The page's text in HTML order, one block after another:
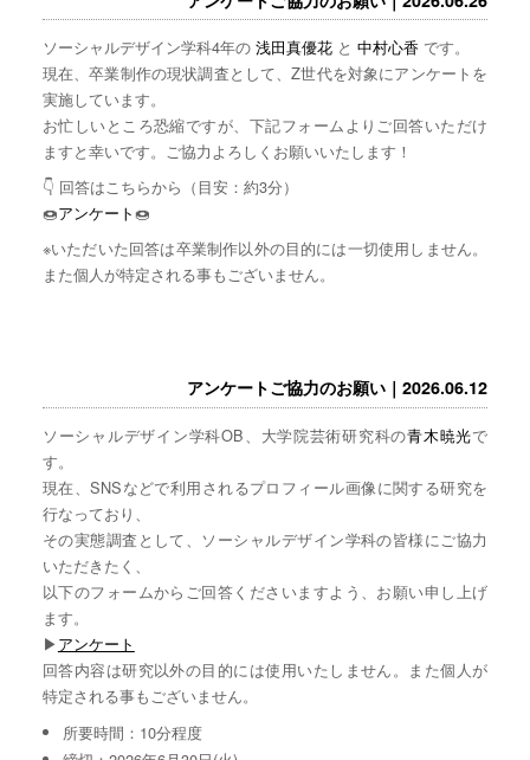
ソーシャルデザイン学科4年の 浅田真優花と 中村心香 です。
現在、卒業制作の現状調査として、Z世代を対象にアンケートを
実施しています。
お忙しいところ恐縮ですが、下記フォームよりご回答いただけ
ますと幸いです。ご協力よろしくお願いいたします！
👇 回答はこちらから（目安：約3分）
🍩アンケート🍩
※いただいた回答は卒業制作以外の目的には一切使用しません。
また個人が特定される事もございません。
アンケートご協力のお願い｜2026.06.12
ソーシャルデザイン学科OB、大学院芸術研究科の青木暁光で
す。
現在、SNSなどで利用されるプロフィール画像に関する研究を
行なっており、
その実態調査として、ソーシャルデザイン学科の皆様にご協力
いただきたく、
以下のフォームからご回答くださいますよう、お願い申し上げ
ます。
▶︎アンケート
回答内容は研究以外の目的には使用いたしません。また個人が
特定される事もございません。
所要時間：10分程度